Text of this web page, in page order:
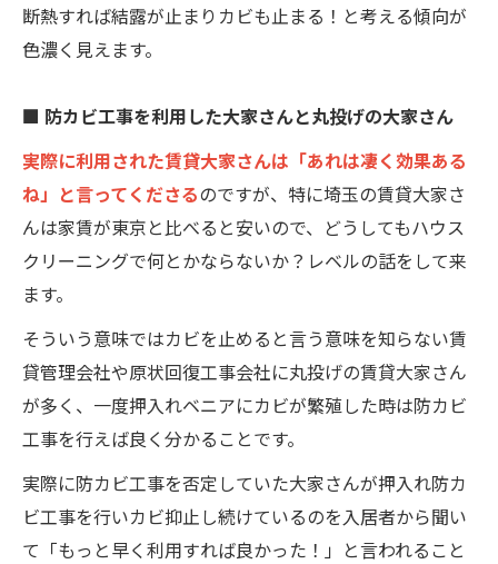
断熱すれば結露が止まりカビも止まる！と考える傾向が
色濃く見えます。
■ 防カビ工事を利用した大家さんと丸投げの大家さん
実際に利用された賃貸大家さんは「あれは凄く効果ある
ね」と言ってくださるのですが、特に埼玉の賃貸大家さ
んは家賃が東京と比べると安いので、どうしてもハウス
クリーニングで何とかならないか？レベルの話をして来
ます。
そういう意味ではカビを止めると言う意味を知らない賃
貸管理会社や原状回復工事会社に丸投げの賃貸大家さん
が多く、一度押入れベニアにカビが繁殖した時は防カビ
工事を行えば良く分かることです。
実際に防カビ工事を否定していた大家さんが押入れ防カ
ビ工事を行いカビ抑止し続けているのを入居者から聞い
て「もっと早く利用すれば良かった！」と言われること